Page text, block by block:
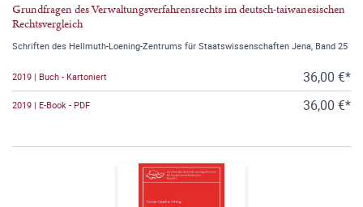
Grundfragen des Verwaltungsverfahrensrechts im deutsch-taiwanesischen
Rechtsvergleich
Schriften des Hellmuth-Loening-Zentrums für Staatswissenschaften Jena, Band 25
2019 | Buch - Kartoniert 36,00 €*
2019 | E-Book - PDF 36,00 €*